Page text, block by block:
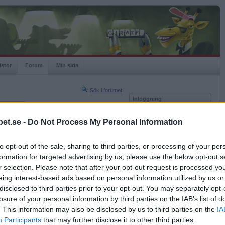
- Do Not Process My Personal Information
opt-out of the sale, sharing to third parties, or processing of your
for targeted advertising by us, please use the below opt-out
selection. Please note that after your opt-out request is processed
interest-based ads based on personal information utilized by us
to third parties prior to your opt-out. You may separately
of your personal information by third parties on the IAB’s list of
This information may also be disclosed by us to third parties on the
Participants that may further disclose it to other third parties.
Forum Min sida
Sök i forumet
Nästa sida »
2007-02-05 19:59
Inloggning
Kom ihåg mig
Glömt ditt lösenord?
Få ny aktiveringslänk
Betapet är gratis!